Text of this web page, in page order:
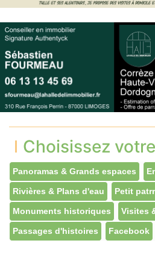
Choisissez
Panoramas & Grands espaces
Rivières & Plans d'eau Petit
Monuments historiques Visites
Passages d'histoires Facebook